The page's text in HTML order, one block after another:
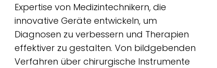
Expertise von Medizintechnikern, die
innovative Geräte entwickeln, um
Diagnosen zu verbessern und Therapien
effektiver zu gestalten. Von bildgebenden
Verfahren über chirurgische Instrumente